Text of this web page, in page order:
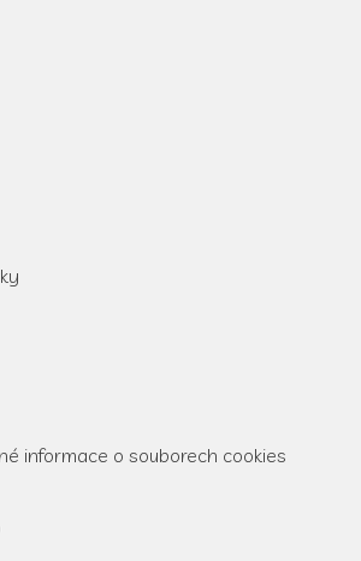
informace o souborech cookies